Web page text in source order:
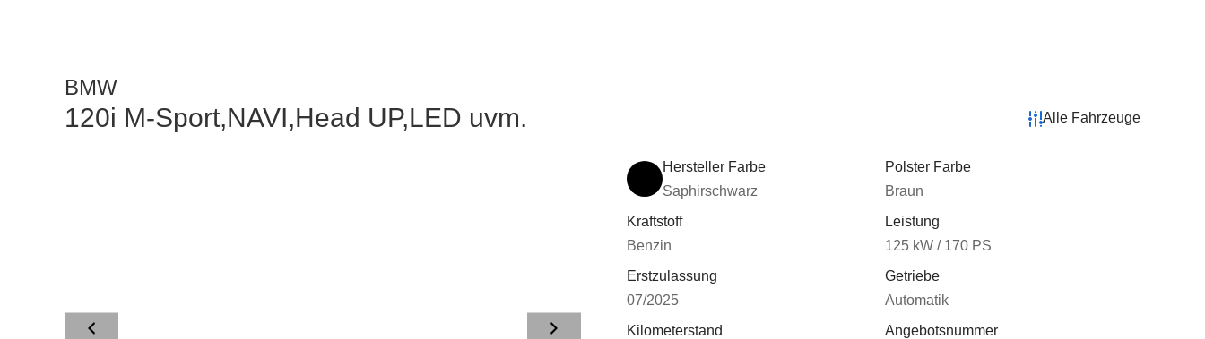
BMW
120i M-Sport,NAVI,Head UP,LED uvm. Alle Fahrzeuge
Hersteller Farbe
Saphirschwarz
Polster Farbe
Braun
Kraftstoff
Benzin
Leistung
125 kW / 170 PS
Erstzulassung
07/2025
Getriebe
Automatik
Kilometerstand
Angebotsnummer